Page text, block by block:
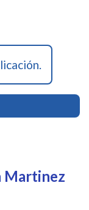
Martinez